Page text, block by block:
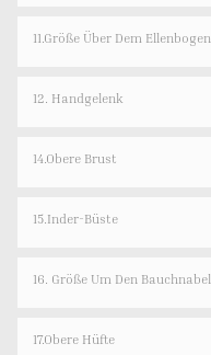
11.Größe Über Dem Ellenbogen
12. Handgelenk
14.Obere Brust
15.Inder-Büste
16. Größe Um Den Bauchnabel
17.Obere Hüfte